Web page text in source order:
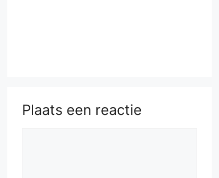
Plaats een reactie